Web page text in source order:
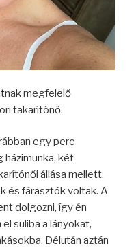
megfelelő
takarítónő.
egy perc
házimunka, két
állása mellett.
és fárasztók voltak. A
dolgozni, így én
suliba a lányokat,
Délután aztán